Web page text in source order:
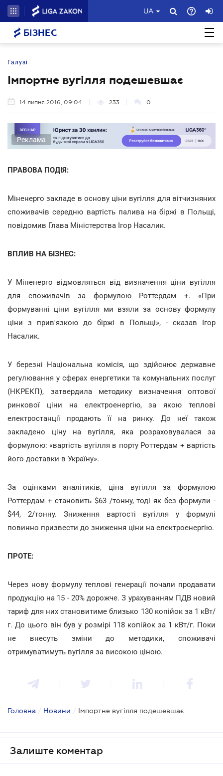
UA
БІЗНЕС
Галузі
Імпортне вугілля подешевшає
14 липня 2016, 09:04 233 0
Реклама
ПРАВОВА ПОДІЯ:
Міненерго закладе в основу ціни вугілля для вітчизняних
споживачів середню вартість палива на біржі в Польщі,
повідомив Глава Міністерства Ігор Насалик.
ВПЛИВ НА БІЗНЕС:
У Міненерго відмовляться від визначення ціни вугілля
для споживачів за формулою Роттердам +. «При
формуванні ціни вугілля ми взяли за основу формулу
ціни з прив'язкою до біржі в Польщі», - сказав Ігор
Насалик.
У березні Національна комісія, що здійснює державне
регулювання у сферах енергетики та комунальних послуг
(НКРЕКП), затвердила методику визначення оптової
ринкової ціни на електроенергію, за якою теплові
електростанції продають її на ринку. До неї також
закладено ціну на вугілля, яка розраховувалася за
формулою: «вартість вугілля в порту Роттердам + вартість
його доставки в Україну».
За оцінками аналітиків, ціна вугілля за формулою
Роттердам + становить $63 /тонну, тоді як без формули -
$44, 2/тонну. Зниження вартості вугілля у формулі
повинно призвести до зниження ціни на електроенергію.
ПРОТЕ:
Через нову формулу теплові генерації почали продавати
продукцію на 15 - 20% дорожче. З урахуванням ПДВ новий
тариф для них становитиме близько 130 копійок за 1 кВт/
г. До цього він був у розмірі 118 копійок за 1 кВт/г. Поки
не внесуть зміни до методики, споживачі
отримуватимуть вугілля за високою ціною.
Головна / Новини / Імпортне вугілля подешевшає
Залиште коментар